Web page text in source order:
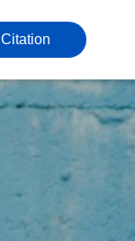
Citation